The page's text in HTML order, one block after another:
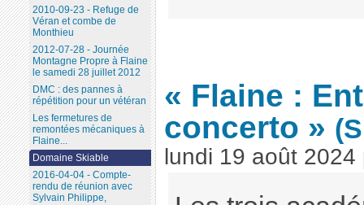
« Flaine :
concerto »
lundi 19 août 2024
2010-09-23 - Refuge de
Véran et combe de
Monthieu
2012-07-28 - Journée
Montagne Propre à Flaine
le samedi 28 juillet 2012
DMC : des pannes à
répétition pour un vétéran
Les fermetures de
remontées mécaniques à
Flaine...
Domaine Skiable
2016-04-04 - Compte-
rendu de réunion avec
Sylvain Philippe,